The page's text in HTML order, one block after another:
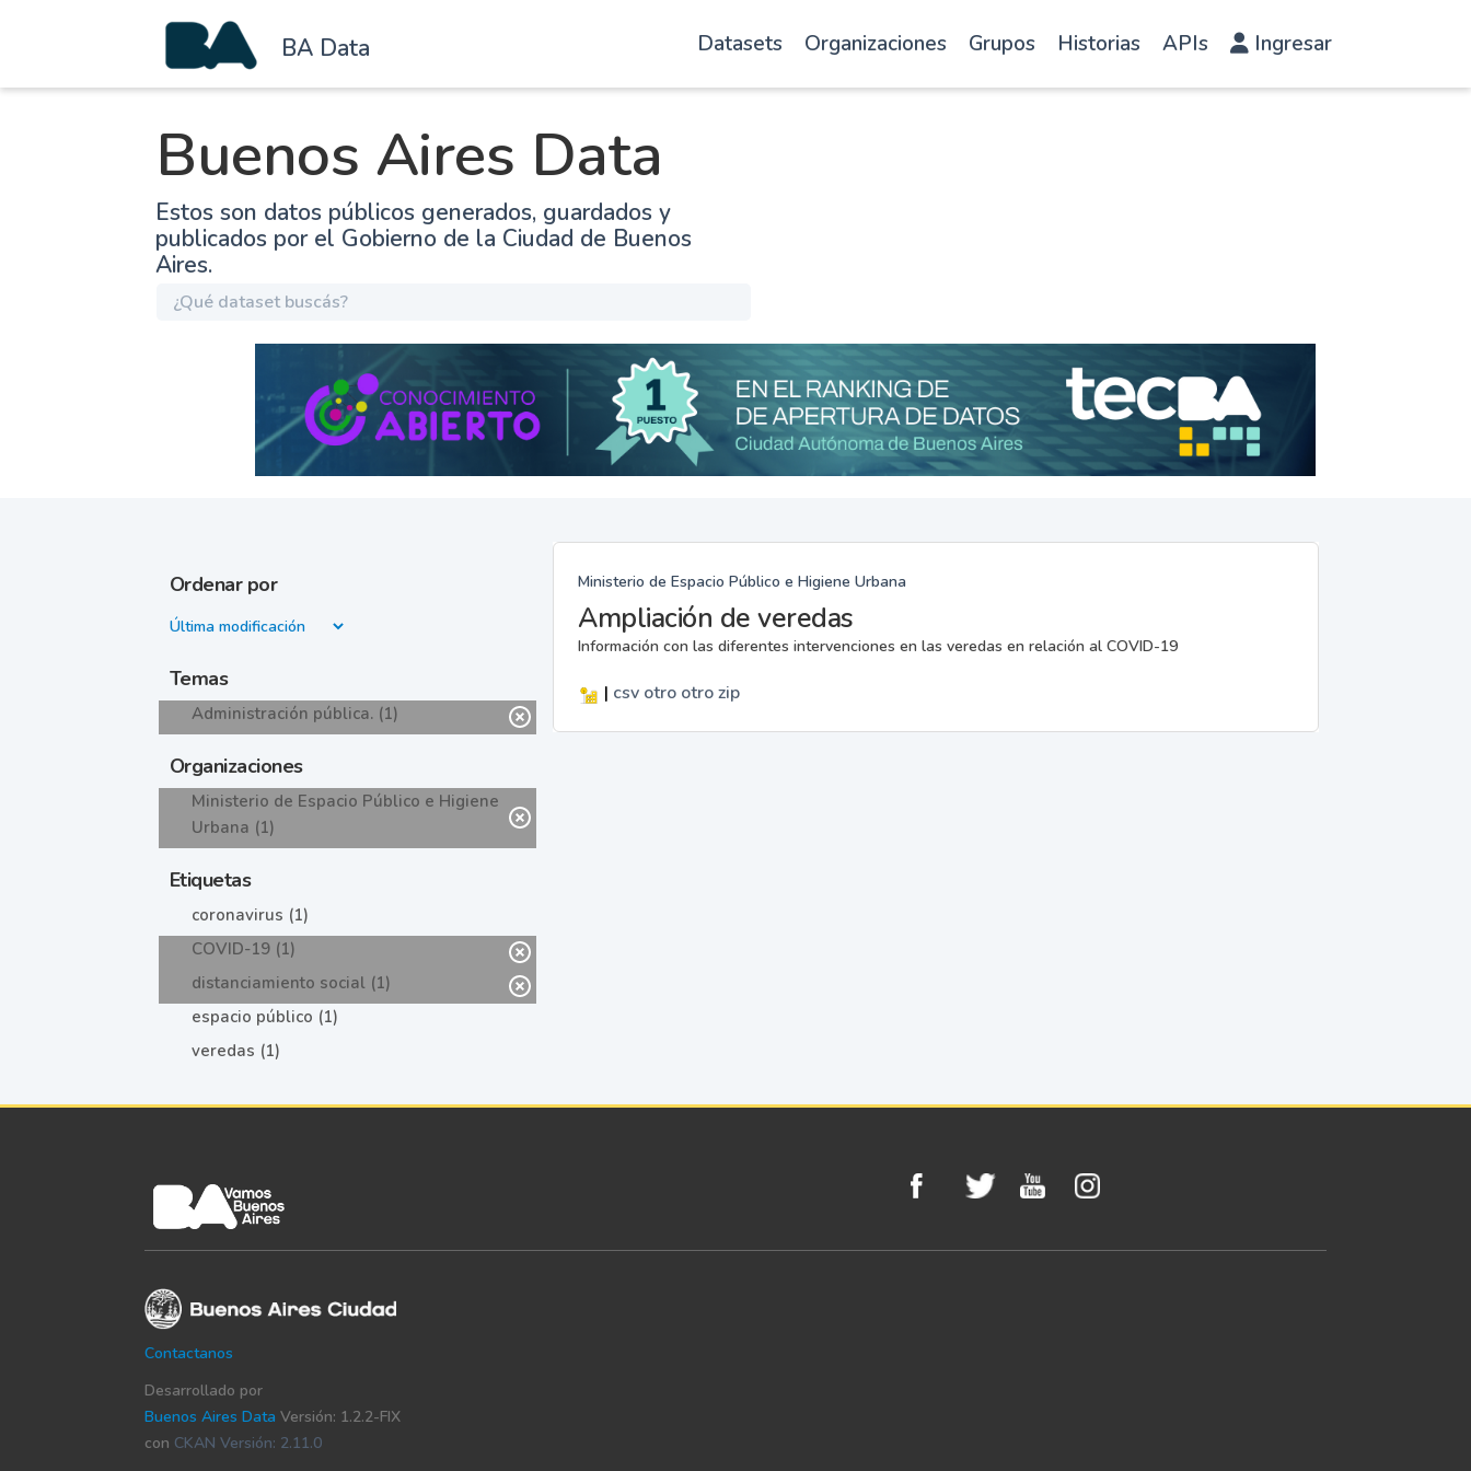
BA Data Datasets Organizaciones Grupos Historias APIs Ingresar
Buenos Aires Data
Estos son datos públicos generados, guardados y
publicados por el Gobierno de la Ciudad de Buenos
Aires.
Ordenar por
Temas
Administración pública. (1)
Organizaciones
Ministerio de Espacio Público e Higiene
Urbana (1)
Etiquetas
coronavirus (1)
COVID-19 (1)
distanciamiento social (1)
espacio público (1)
veredas (1)
Ministerio de Espacio Público e Higiene Urbana
Ampliación de veredas
Información con las diferentes intervenciones en las veredas en relación al COVID-19
| csv otro otrozip
Contactanos
Desarrollado por
Buenos Aires Data Versión: 1.2.2-FIX
con CKAN Versión: 2.11.0